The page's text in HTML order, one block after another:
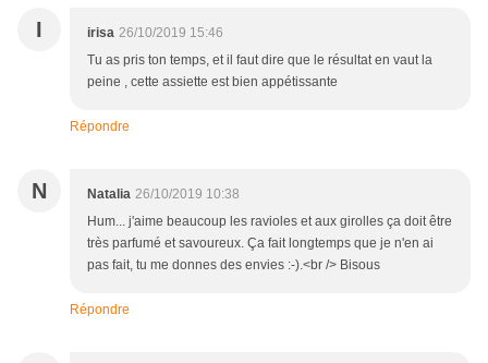
I irisa 26/10/2019 15:46
Tu as pris ton temps, et il faut dire que le résultat en vaut la
peine , cette assiette est bien appétissante
Répondre
N Natalia 26/10/2019 10:38
Hum... j'aime beaucoup les ravioles et aux girolles ça doit être
très parfumé et savoureux. Ça fait longtemps que je n'en ai
pas fait, tu me donnes des envies :-).<br /> Bisous
Répondre